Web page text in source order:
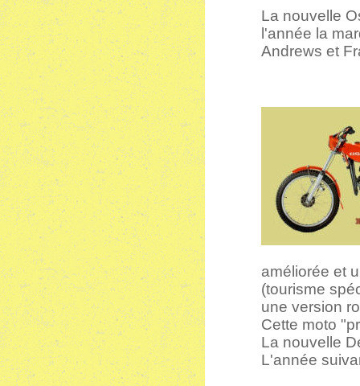
La nouvelle
l'année la
Andrews et
améliorée et
(tourisme
une version
Cette moto
La nouvelle
L'année